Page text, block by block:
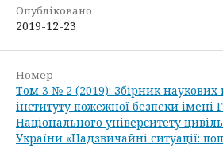
Опубліковано
2019-12-23
Номер
Том 3 № 2 (2019): Збірник наукових
інституту пожежної безпеки імені
Національного університету
України «Надзвичайні ситуації: